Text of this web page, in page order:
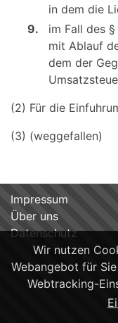
in dem die
9.
im Fall des
mit Ablauf
dem der
(2) Für die
(3) (weggefallen)
Wir nutzen
Webangebot für
Webtracking-
Impressum
Über uns
Datenschutz